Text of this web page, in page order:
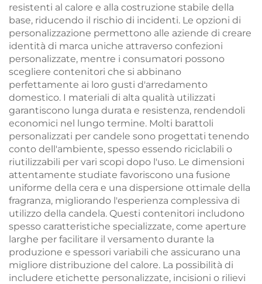
resistenti al calore e alla costruzione stabile della
base, riducendo il rischio di incidenti. Le opzioni di
personalizzazione permettono alle aziende di creare
identità di marca uniche attraverso confezioni
personalizzate, mentre i consumatori possono
scegliere contenitori che si abbinano
perfettamente ai loro gusti d'arredamento
domestico. I materiali di alta qualità utilizzati
garantiscono lunga durata e resistenza, rendendoli
economici nel lungo termine. Molti barattoli
personalizzati per candele sono progettati tenendo
conto dell'ambiente, spesso essendo riciclabili o
riutilizzabili per vari scopi dopo l'uso. Le dimensioni
attentamente studiate favoriscono una fusione
uniforme della cera e una dispersione ottimale della
fragranza, migliorando l'esperienza complessiva di
utilizzo della candela. Questi contenitori includono
spesso caratteristiche specializzate, come aperture
larghe per facilitare il versamento durante la
produzione e spessori variabili che assicurano una
migliore distribuzione del calore. La possibilità di
includere etichette personalizzate, incisioni o rilievi